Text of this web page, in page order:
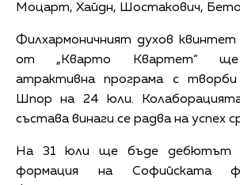
Моцарт, Хайдн, Шостакович,
Филхармоничният духов
от „Кварто Квартет“ ще
атрактивна програма с
Шпор на 24 юли.
състава винаги се радва на успех
На 31 юли ще бъде дебютът
формация на Софийската